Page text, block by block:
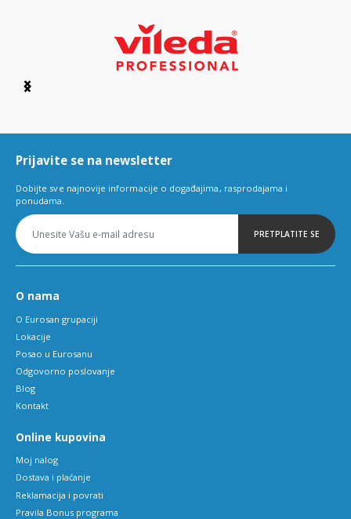
Item
6
Prijavite se na newsletter
Dobijte sve najnovije informacije o događajima, rasprodajama i
ponudama.
PRETPLATITE SE
O nama
O Eurosan grupaciji
Lokacije
Posao u Eurosanu
Odgovorno poslovanje
Blog
Kontakt
Online kupovina
Moj nalog
Dostava i plaćanje
Reklamacija i povrati
Pravila Bonus programa